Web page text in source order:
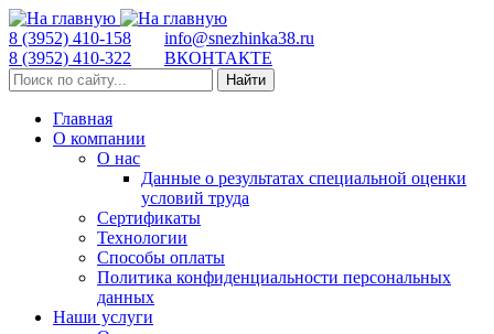
8 (3952) 410-158
8 (3952) 410-322
info@snezhinka38.ru
ВКОНТАКТЕ
Найти
Главная
О компании
О нас
Данные о результатах специальной оценки
условий труда
Сертификаты
Технологии
Способы оплаты
Политика конфиденциальности персональных
данных
Наши услуги